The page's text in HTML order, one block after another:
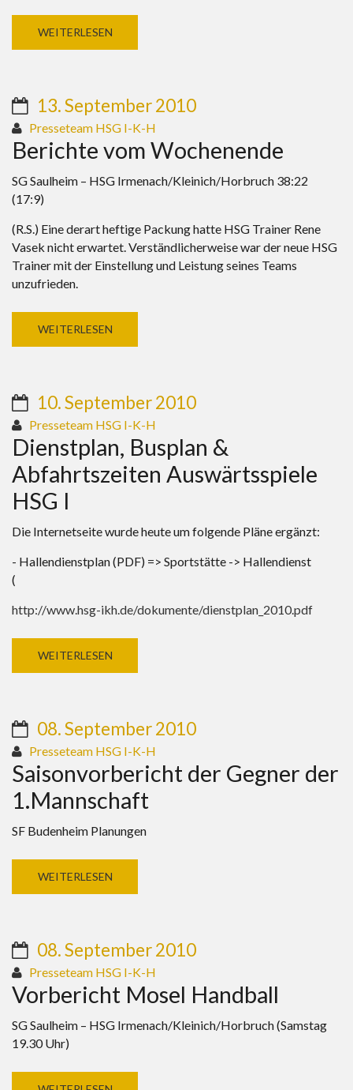
WEITERLESEN
13. September 2010
Presseteam HSG I-K-H
Berichte vom Wochenende
SG Saulheim – HSG Irmenach/Kleinich/Horbruch 38:22
(17:9)
(R.S.) Eine derart heftige Packung hatte HSG Trainer Rene
Vasek nicht erwartet. Verständlicherweise war der neue HSG
Trainer mit der Einstellung und Leistung seines Teams
unzufrieden.
WEITERLESEN
10. September 2010
Presseteam HSG I-K-H
Dienstplan, Busplan &
Abfahrtszeiten Auswärtsspiele
HSG I
Die Internetseite wurde heute um folgende Pläne ergänzt:
- Hallendienstplan (PDF) => Sportstätte -> Hallendienst
(
http://www.hsg-ikh.de/dokumente/dienstplan_2010.pdf
WEITERLESEN
08. September 2010
Presseteam HSG I-K-H
Saisonvorbericht der Gegner der
1.Mannschaft
SF Budenheim Planungen
WEITERLESEN
08. September 2010
Presseteam HSG I-K-H
Vorbericht Mosel Handball
SG Saulheim – HSG Irmenach/Kleinich/Horbruch (Samstag
19.30 Uhr)